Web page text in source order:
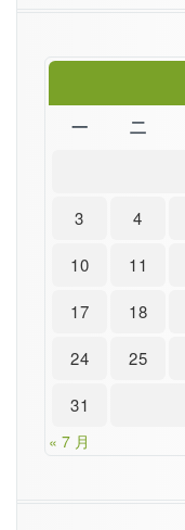
一 二
3 4
10 11
17 18
24 25
31
« 7 月